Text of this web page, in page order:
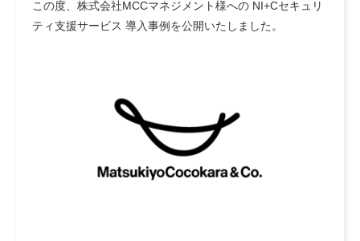
この度、株式会社MCCマネジメント様への NI+Cセキュリ
ティ支援サービス 導入事例を公開いたしました。